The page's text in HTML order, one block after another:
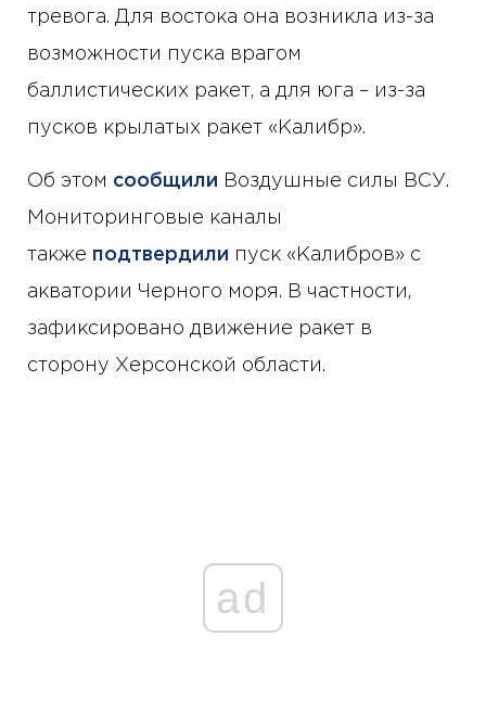
тревога. Для востока она возникла из-за
возможности пуска врагом
баллистических ракет, а для юга – из-за
пусков крылатых ракет «Калибр».
Об этом сообщили Воздушные силы ВСУ.
Мониторинговые каналы
также подтвердили пуск «Калибров» с
акватории Черного моря. В частности,
зафиксировано движение ракет в
сторону Херсонской области.
ad